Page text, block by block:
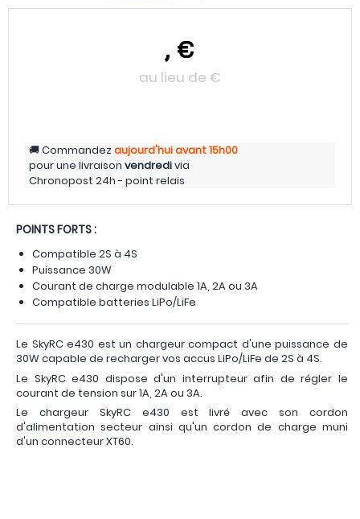
, €
au lieu de €
Commandezaujourd'huiavant 15h00
pour une livraison vendredivia
Chronopost 24h - point relais
POINTS FORTS :
Compatible 2S à 4S
Puissance 30W
Courant de charge modulable 1A, 2A ou 3A
Compatible batteries LiPo/LiFe
Le SkyRC e430 est un chargeur compact d'une puissance de
30W capable de recharger vos accus LiPo/LiFe de 2S à 4S.
Le SkyRC e430 dispose d'un interrupteur afin de régler le
courant de tension sur 1A, 2A ou 3A.
Le chargeur SkyRC e430 est livré avec son cordon
d'alimentation secteur ainsi qu'un cordon de charge muni
d'un connecteur XT60.